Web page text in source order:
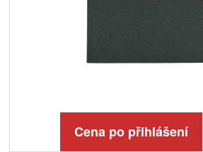
Cena po přihlášení